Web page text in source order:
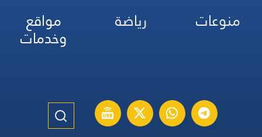
منوعات
رياضة مواقع
وخدمات